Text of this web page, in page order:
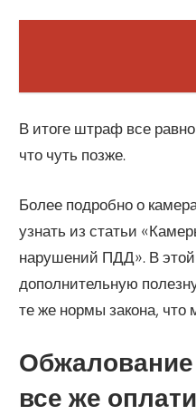
В итоге штраф все
что чуть позже.
Более подробно о
узнать из статьи
нарушений ПДД». В
дополнительную
те же нормы закона,
все же